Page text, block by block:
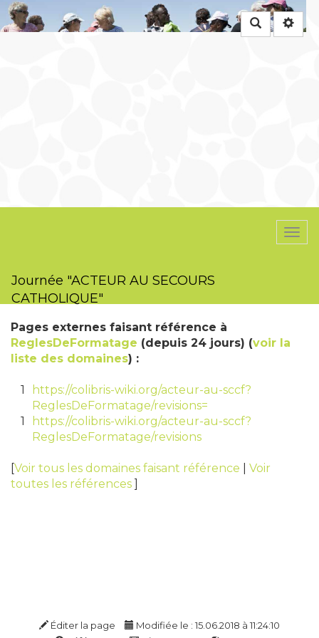
Rechercher
Journée "ACTEUR AU SECOURS
CATHOLIQUE"
Pages externes faisant référence à
ReglesDeFormatage (depuis 24 jours) (voir la
liste des domaines) :
1
https://colibris-wiki.org/acteur-au-sccf?
ReglesDeFormatage/revisions=
1
https://colibris-wiki.org/acteur-au-sccf?
ReglesDeFormatage/revisions
[Voir tous les domaines faisant référence
Voir
toutes les références ]
Éditer la page
Modifiée le : 15.06.2018 à 11:24:10